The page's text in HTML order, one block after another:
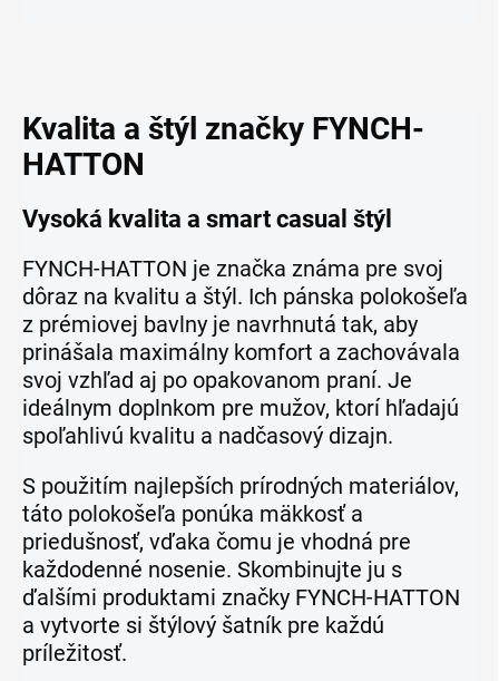
Kvalita a štýl značky FYNCH-
HATTON
Vysoká kvalita a smart casual štýl
FYNCH-HATTON je značka známa pre svoj
dôraz na kvalitu a štýl. Ich pánska polokošeľa
z prémiovej bavlny je navrhnutá tak, aby
prinášala maximálny komfort a zachovávala
svoj vzhľad aj po opakovanom praní. Je
ideálnym doplnkom pre mužov, ktorí hľadajú
spoľahlivú kvalitu a nadčasový dizajn.
S použitím najlepších prírodných materiálov,
táto polokošeľa ponúka mäkkosť a
priedušnosť, vďaka čomu je vhodná pre
každodenné nosenie. Skombinujte ju s
ďalšími produktami značky FYNCH-HATTON
a vytvorte si štýlový šatník pre každú
príležitosť.